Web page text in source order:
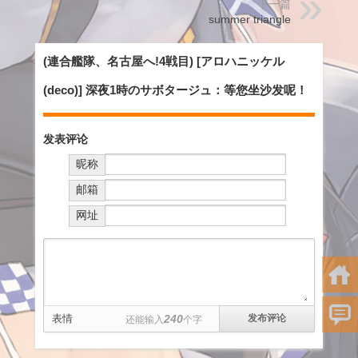
下一篇
summer triangle
(連合艦隊、名古屋へ!4戦目) [アロハニッケル
(deco)] 深夜1時のサボタージュ：等您坐沙发呢！
发表评论
昵称
邮箱
网址
表情 还能输入 240个字